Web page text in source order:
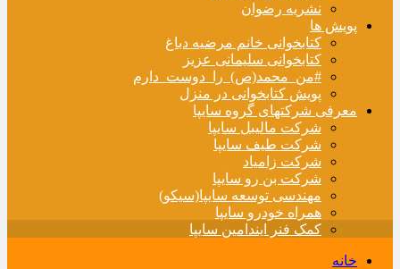
نشریه رضوان
پویش ها
کتابخوانی خانم مرضیه دباغ
کتابخوانی سلیمانی عزیز
#من_محمد(ص)_را_دوست_دارم
پویش کتابخوانی در منزل
معرفی شرکتهای گروه سایپا
شرکت مالیبل سایپا
شرکت طیف سایپا
شرکت زامیاد
شرکت بن رو سایپا
مهندسی توسعه سایپا(سیکو)
همراه خودرو سایپا
کمک فنر ایندامین سایپا
خانه